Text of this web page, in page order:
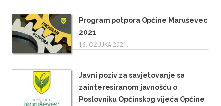
Program potpora Općine Maruševec
2021
16. OŽUJKA 2021.
Javni poziv za savjetovanje sa
zainteresiranom javnošću o
Poslovniku Općinskog vijeća Općine